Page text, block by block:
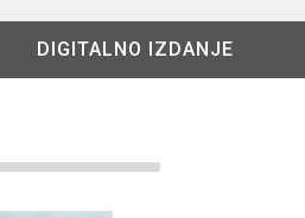
DIGITALNO IZDANJE